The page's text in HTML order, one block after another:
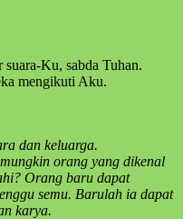
Ku, sabda Tuhan.
mengikuti Aku.
dan keluarga.
orang yang dikenal
Orang baru dapat
semu. Barulah ia dapat
karya.